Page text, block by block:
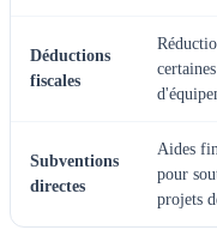
Déductions
fiscales
Subventions
directes
Aides
pour
projets